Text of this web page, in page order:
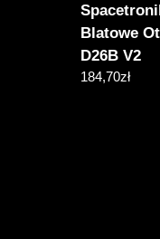
Blatowe
D26B V2
184,70zł